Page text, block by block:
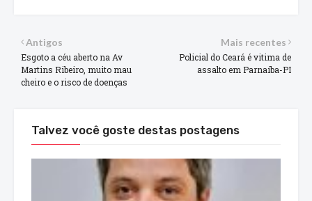
Mais recentes
Policial do Ceará é vitima de
assalto em Parnaíba-PI
Antigos
Esgoto a céu aberto na Av
Martins Ribeiro, muito mau
cheiro e o risco de doenças
Talvez você goste destas postagens